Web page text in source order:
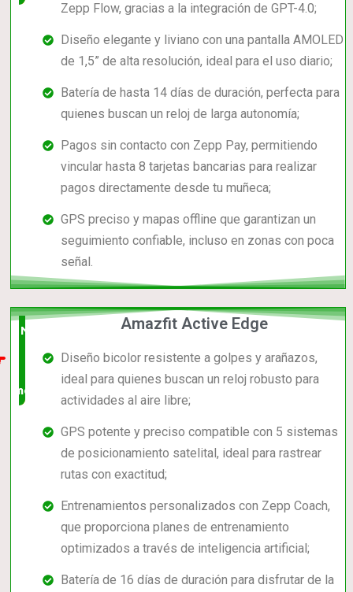
Zepp Flow, gracias a la integración de GPT-4.0;
Diseño elegante y liviano con una pantalla AMOLED
de 1,5” de alta resolución, ideal para el uso diario;
Batería de hasta 14 días de duración, perfecta para
quienes buscan un reloj de larga autonomía;
Pagos sin contacto con Zepp Pay, permitiendo
vincular hasta 8 tarjetas bancarias para realizar
pagos directamente desde tu muñeca;
GPS preciso y mapas offline que garantizan un
seguimiento confiable, incluso en zonas con poca
señal.
Nuevo
en el
mercado
Amazfit Active Edge
Diseño bicolor resistente a golpes y arañazos,
ideal para quienes buscan un reloj robusto para
actividades al aire libre;
GPS potente y preciso compatible con 5 sistemas
de posicionamiento satelital, ideal para rastrear
rutas con exactitud;
Entrenamientos personalizados con Zepp Coach,
que proporciona planes de entrenamiento
optimizados a través de inteligencia artificial;
Batería de 16 días de duración para disfrutar de la